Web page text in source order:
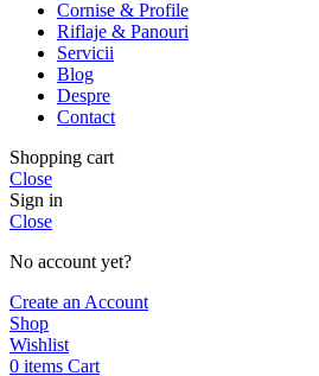
Cornise & Profile
Riflaje & Panouri
Servicii
Blog
Despre
Contact
Shopping cart
Close
Sign in
Close
No account yet?
Create an Account
Shop
Wishlist
0 items Cart